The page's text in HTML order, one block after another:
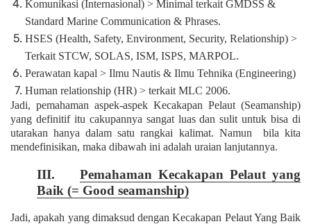
Komunikasi (Internasional) > Minimal terkait GMDSS &
Standard Marine Communication & Phrases.
HSES (Health, Safety, Environment, Security, Relationship) >
Terkait STCW, SOLAS, ISM, ISPS, MARPOL.
Perawatan kapal > Ilmu Nautis & Ilmu Tehnika (Engineering)
Human relationship (HR) > terkait MLC 2006.
Jadi, pemahaman aspek-aspek Kecakapan Pelaut (Seamanship)
yang definitif itu cakupannya sangatluas dan sulit untuk bisa di
utarakan hanya dalam satu rangkai kalimat. Namun bila kita
mendefinisikan, maka dibawah ini adalah uraian lanjutannya.
III.
Pemahaman Kecakapan Pelaut yang
Baik (= Good seamanship)
Jadi, apakah yang dimaksud dengan Kecakapan Pelaut Yang Baik